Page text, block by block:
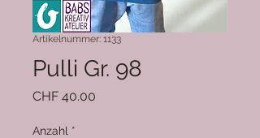
Artikelnummer: 1133
Pulli Gr. 98
CHF 40.00
Anzahl *